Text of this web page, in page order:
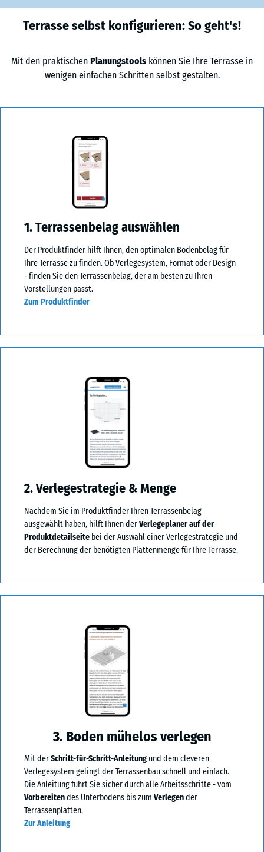
Terrasse selbst konfigurieren: So geht's!
Mit den praktischen Planungstools können Sie Ihre Terrasse in
wenigen einfachen Schritten selbst gestalten.
1. Terrassenbelag auswählen
Der Produktfinder hilft Ihnen, den optimalen Bodenbelag für
Ihre Terrasse zu finden. Ob Verlegesystem, Format oder Design
- finden Sie den Terrassenbelag, der am besten zu Ihren
Vorstellungen passt.
Zum Produktfinder
2. Verlegestrategie & Menge
Nachdem Sie im Produktfinder Ihren Terrassenbelag
ausgewählt haben, hilft Ihnen derVerlegeplaner auf der
Produktdetailseite bei der Auswahl einer Verlegestrategie und
der Berechnung der benötigten Plattenmenge für Ihre Terrasse.
3. Boden mühelos verlegen
Mit derSchritt-für-Schritt-Anleitung und dem cleveren
Verlegesystem gelingt der Terrassenbau schnell und einfach.
Die Anleitung führt Sie sicher durch alle Arbeitsschritte - vom
Vorbereitendes Unterbodens bis zum Verlegender
Terrassenplatten.
Zur Anleitung